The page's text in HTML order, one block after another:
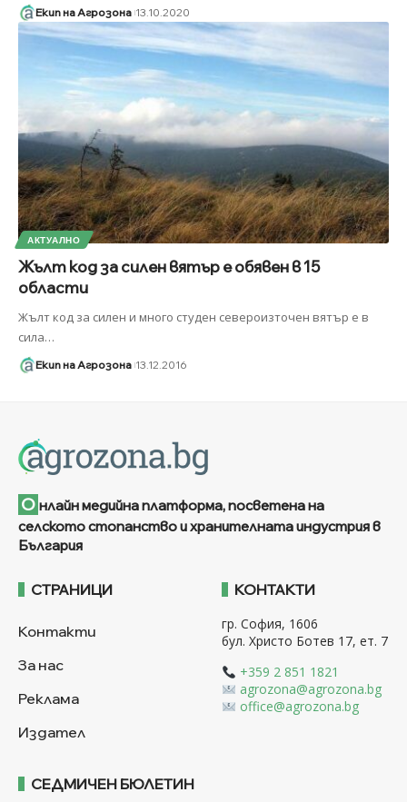
Екип на Агрозона 13.10.2020
АКТУАЛНО
Жълт код за силен вятър е обявен в 15
области
Жълт код за силен и много студен североизточен вятър е в
сила…
Екип на Агрозона 13.12.2016
О нлайн медийна платформа, посветена на
селското стопанство и хранителната индустрия в
България
СТРАНИЦИ
Контакти
За нас
Реклама
Издател
КОНТАКТИ
гр. София, 1606
бул. Христо Ботев 17, ет. 7
+359 2 851 1821
agrozona@agrozona.bg
office@agrozona.bg
СЕДМИЧЕН БЮЛЕТИН